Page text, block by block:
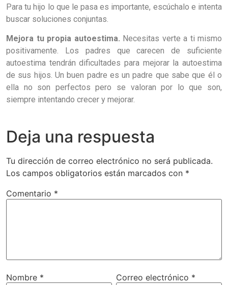
Para tu hijo lo que le pasa es importante, escúchalo e intenta
buscar soluciones conjuntas.
Mejora tu propia autoestima. Necesitas verte a ti mismo
positivamente. Los padres que carecen de suficiente
autoestima tendrán dificultades para mejorar la autoestima
de sus hijos. Un buen padre es un padre que sabe que él o
ella no son perfectos pero se valoran por lo que son,
siempre intentando crecer y mejorar.
Deja una respuesta
Tu dirección de correo electrónico no será publicada.
Los campos obligatorios están marcados con *
Comentario *
Nombre * Correo electrónico *